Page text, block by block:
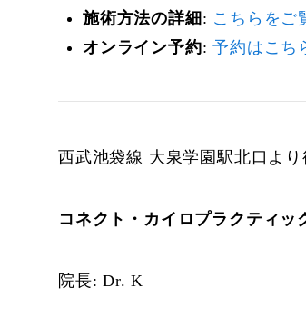
施術方法の詳細 : こちらをご
オンライン予約:予約はこち
西武池袋線 大泉学園駅北口より
コネクト・カイロプラクティッ
院長: Dr. K